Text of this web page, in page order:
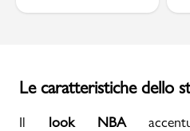
Le caratteristiche dello
Il look NBA